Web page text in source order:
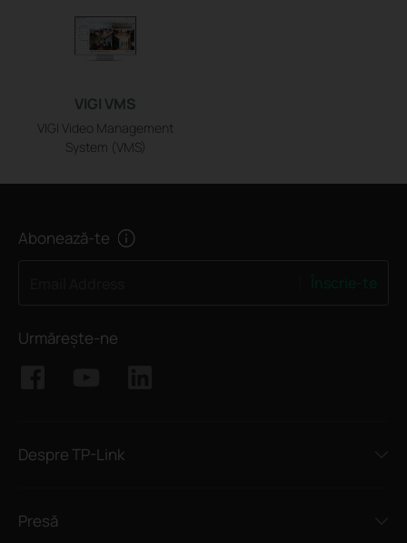
VIGI VMS
VIGI Video Management
System (VMS)
Abonează-te
Urmărește-ne
Despre TP-Link
Presă